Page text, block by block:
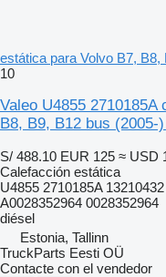
estática para Volvo B7,
10
Valeo U4855
B8, B9, B12 bus (2005-
S/ 488.10 EUR 125 ≈ USD
Calefacción estática
U4855 2710185A
A0028352964 0028352964
diésel
Estonia, Tallinn
TruckParts Eesti OÜ
Contacte con el vendedor